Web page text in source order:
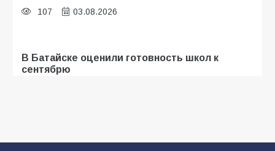
107 03.08.2026
В Батайске оценили готовность школ к
сентябрю
образовательного кластера